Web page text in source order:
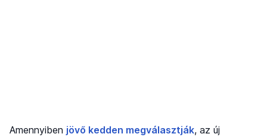
Amennyiben jövő kedden megválasztják, az új